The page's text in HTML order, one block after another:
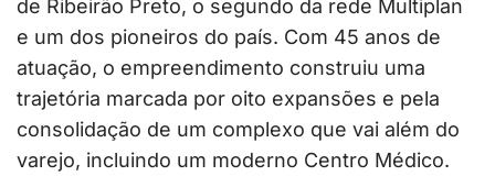
de Ribeirão Preto, o segundo da rede Multiplan
e um dos pioneiros do país. Com 45 anos de
atuação, o empreendimento construiu uma
trajetória marcada por oito expansões e pela
consolidação de um complexo que vai além do
varejo, incluindo um moderno Centro Médico.